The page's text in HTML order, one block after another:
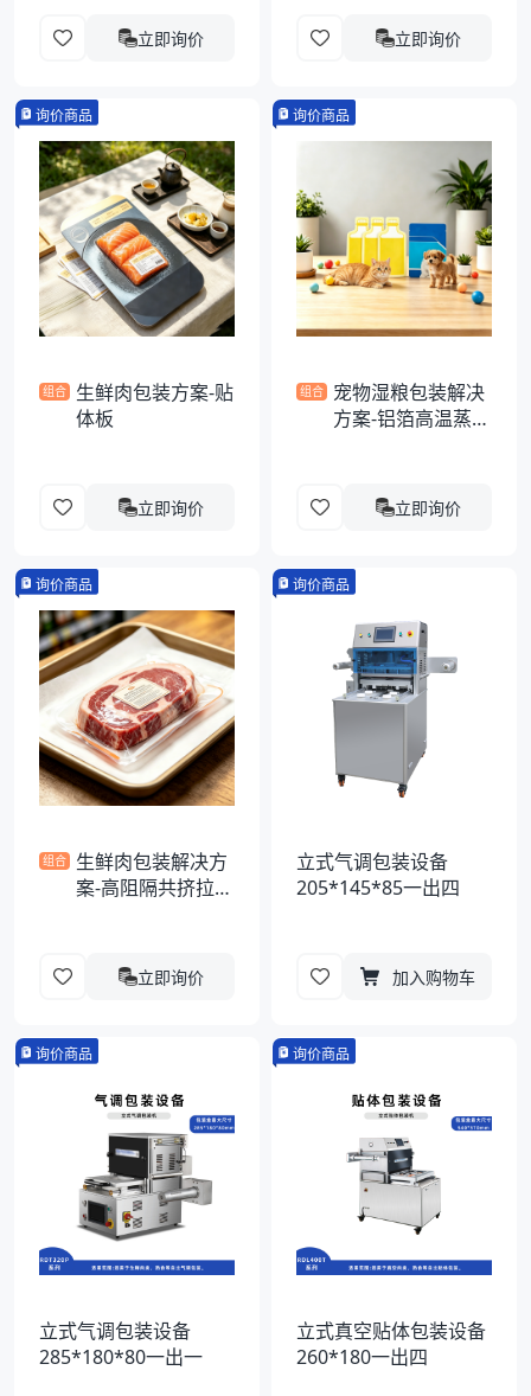
立即询价 立即询价
询价商品
组合 生鲜肉包装方案-贴
体板
立即询价
询价商品
组合 宠物湿粮包装解决
方案-铝箔高温蒸煮
立即询价
询价商品
组合 生鲜肉包装解决方
案-高阻隔共挤拉伸
立即询价
询价商品
立式气调包装设备
205*145*85一出四
加入购物车
询价商品
立式气调包装设备
285*180*80一出一
询价商品
立式真空贴体包装设备
260*180一出四